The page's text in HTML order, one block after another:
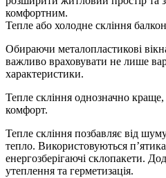
комфортним.
Тепле або холодне скління
Обираючи металопластикові
важливо враховувати не лише
характеристики.
Тепле скління однозначно
комфорт.
Тепле скління позбавляє від
тепло. Використовуються
енергозберігаючі склопакети.
утеплення та герметизація.